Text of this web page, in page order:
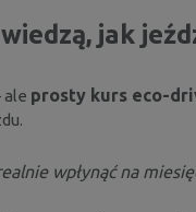
jak
ale prosty kurs eco-
wpłynąć na